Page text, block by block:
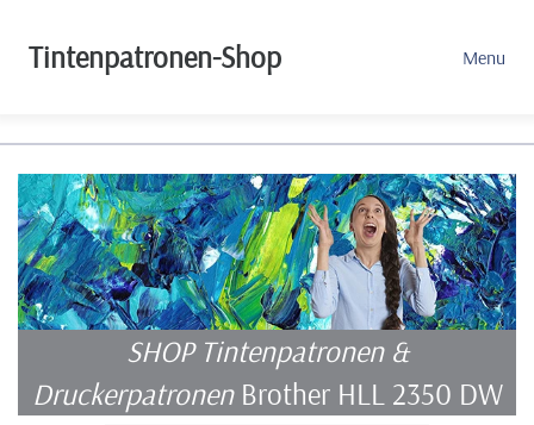
Tintenpatronen-Shop Menu
SHOP Tintenpatronen &
Druckerpatronen Brother HLL 2350 DW